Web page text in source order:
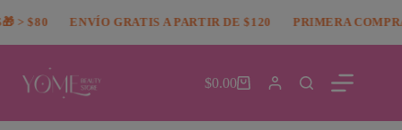
al> $80 ENVÍO GRATIS A PARTIR DE $120 PRIMERA COMPRA
Carro
compra
$0.00